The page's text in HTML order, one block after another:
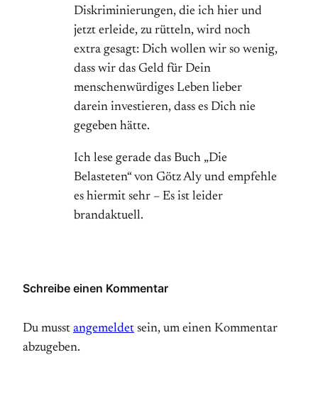
Diskriminierungen, die ich hier und
jetzt erleide, zu rütteln, wird noch
extra gesagt: Dich wollen wir so wenig,
dass wir das Geld für Dein
menschenwürdiges Leben lieber
darein investieren, dass es Dich nie
gegeben hätte.
Ich lese gerade das Buch „Die
Belasteten“ von Götz Aly und empfehle
es hiermit sehr – Es ist leider
brandaktuell.
Schreibe einen Kommentar
Du musst angemeldet sein, um einen Kommentar
abzugeben.